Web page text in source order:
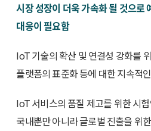
시장 성장이 더욱 가속화 될 것으로
대응이 필요함
IoT 기술의 확산 및 연결성 강화를
플랫폼의 표준화 등에 대한 지속적
IoT 서비스의 품질 제고를 위한 시
국내뿐만 아니라 글로벌 진출을 위